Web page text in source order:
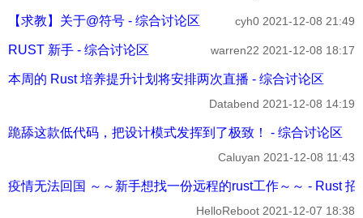
【求教】关于@符号 - 综合讨论区 cyh0 2021-12-08 21:49
RUST 新手 - 综合讨论区 warren22 2021-12-08 18:17
本周的 Rust 培养提升计划将安排两次直播 - 综合讨论区
Databend 2021-12-08 14:19
跪舔这款低代码，把设计模式发挥到了极致！ - 综合讨论区
Caluyan 2021-12-08 11:43
疫情无法回国 ～～新手想找一份远程的rust工作～～ - Rust 招
HelloReboot 2021-12-07 18:38